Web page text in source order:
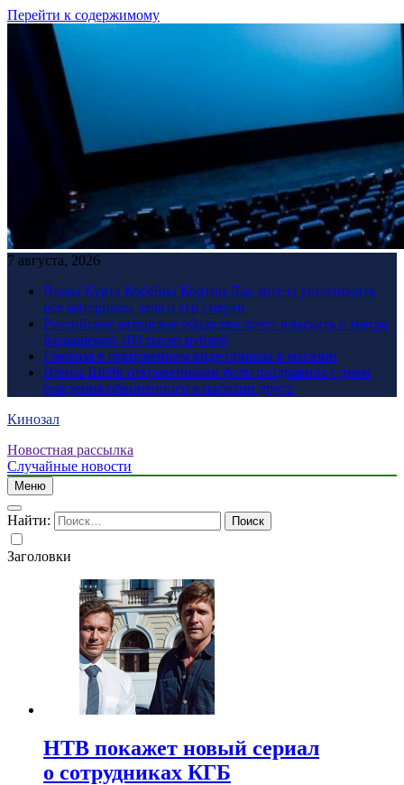
Перейти к содержимому
7 августа, 2026
Вдова Курта Кобейна Кортни Лав хотела уничтожить
все материалы дела о его смерти
Российское авторское общество хочет взыскать с театра
Кадышевой 100 тысяч рублей
Глюкоза в откровенном виде пришла в магазин
Ирина Шейк откровенными фото поздравила с днем
рождения обвиненного в насилии друга
Кинозал
Новостная рассылка
Случайные новости
Меню
Найти:
Заголовки
НТВ покажет новый сериал
о сотрудниках КГБ